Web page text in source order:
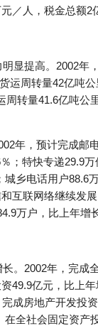
／人，税金总额2
显提高。2002年
运周转量42亿吨
周转量41.6亿吨
年，预计完成邮
；特快专递29.9
城乡电话用户88.6
互联网络继续发
万户，比上年增
。2002年，完成
49.9亿元，比上
成房地产开发投
在全社会固定资产